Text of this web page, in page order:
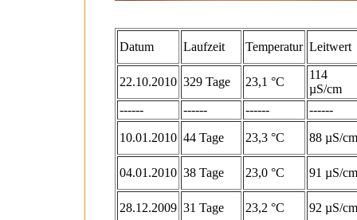
Datum Laufzeit Temperatur Leitwert
22.10.2010 329 Tage 23,1 °C
114
µS/cm
------
------ ------ ------
10.01.2010 44 Tage 23,3 °C 88 µS/cm
04.01.2010 38 Tage 23,0 °C 91 µS/cm
28.12.2009 31 Tage 23,2 °C 92 µS/cm